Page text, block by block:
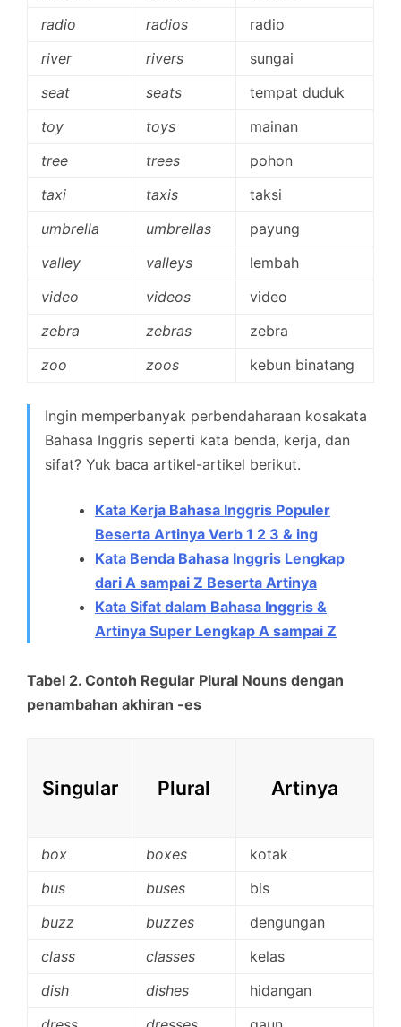
radio
radios
radio
river
rivers
sungai
seat
seats
tempat duduk
toy
toys
mainan
tree
trees
pohon
taxi
taxis
taksi
umbrella
umbrellas
payung
valley
valleys
lembah
video
videos
video
zebra
zebras
zebra
zoo
zoos kebun binatang
Ingin memperbanyak perbendaharaan kosakata
Bahasa Inggris seperti kata benda, kerja, dan
sifat? Yuk baca artikel-artikel berikut.
Kata Kerja Bahasa Inggris Populer
Beserta Artinya Verb 1 2 3 & ing
Kata Benda Bahasa Inggris Lengkap
dari A sampai Z Beserta Artinya
Kata Sifat dalam Bahasa Inggris &
Artinya Super Lengkap A sampai Z
Tabel 2. Contoh Regular Plural Nouns dengan
penambahan akhiran -es
Singular Plural Artinya
box boxes
kotak
bus
buses
bis
buzz
buzzes
dengungan
class
classes
kelas
dish
dishes
hidangan